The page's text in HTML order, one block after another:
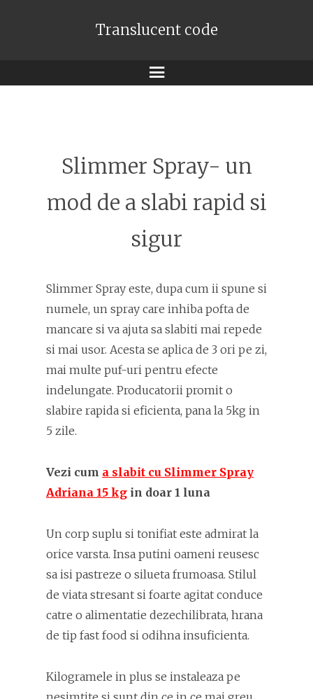
Translucent code
Meniu
Slimmer Spray- un
mod de a slabi rapid si
sigur
Slimmer Spray este, dupa cum ii spune si
numele, un spray care inhiba pofta de
mancare si va ajuta sa slabiti mai repede
si mai usor. Acesta se aplica de 3 ori pe zi,
mai multe puf-uri pentru efecte
indelungate. Producatorii promit o
slabire rapida si eficienta, pana la 5kg in
5 zile.
Vezi cum a slabit cu Slimmer Spray
Adriana 15 kg in doar 1 luna
Un corp suplu si tonifiat este admirat la
orice varsta. Insa putini oameni reusesc
sa isi pastreze o silueta frumoasa. Stilul
de viata stresant si foarte agitat conduce
catre o alimentatie dezechilibrata, hrana
de tip fast food si odihna insuficienta.
Kilogramele in plus se instaleaza pe